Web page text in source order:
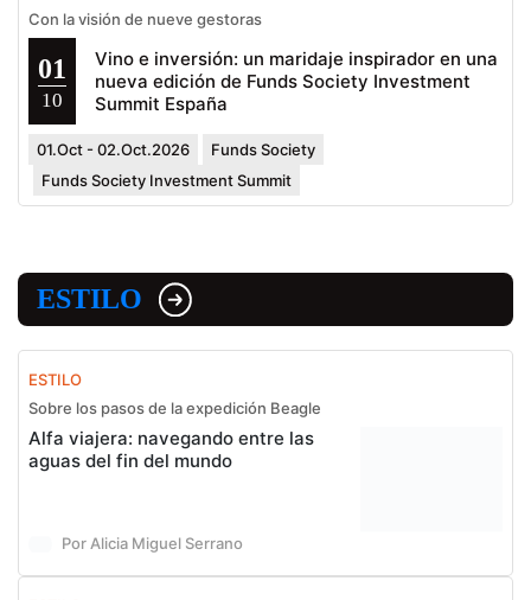
Con la visión de nueve gestoras
01
10
Vino e inversión: un maridaje inspirador en una
nueva edición de Funds Society Investment
Summit España
01.Oct - 02.Oct.2026
Funds Society
Funds Society Investment Summit
ESTILO
ESTILO
Sobre los pasos de la expedición Beagle
Alfa viajera: navegando entre las
aguas del fin del mundo
Por Alicia Miguel Serrano